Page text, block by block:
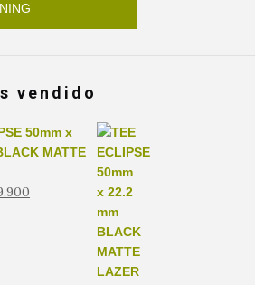
vendido
50mm x
MATTE
El